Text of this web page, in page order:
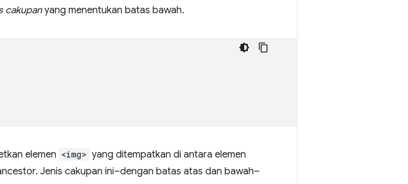
cakupanyang menentukan batas bawah.
elemen <img> yang ditempatkan di antara elemen
Jenis cakupan ini–dengan batas atas dan bawah–